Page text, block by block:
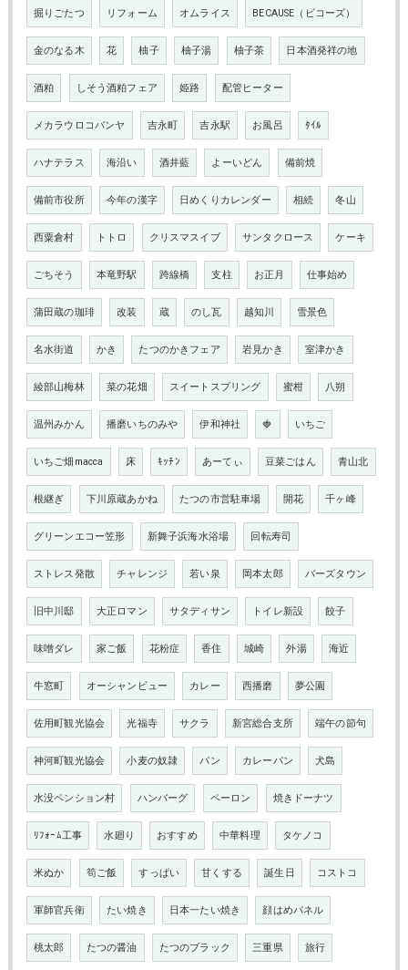
掘りごたつ リフォーム オムライス BECAUSE（ビコーズ）
金のなる木 花 柚子 柚子湯 柚子茶 日本酒発祥の地
酒粕 しそう酒粕フェア 姫路 配管ヒーター
メカラウロコパンヤ 吉永町 吉永駅 お風呂 ﾀｲﾙ
ハナテラス 海沿い 酒井藍 よーいどん 備前焼
備前市役所 今年の漢字 日めくりカレンダー 相続 冬山
西粟倉村 トトロ クリスマスイブ サンタクロース ケーキ
ごちそう 本竜野駅 跨線橋 支柱 お正月 仕事始め
蒲田蔵の珈琲 改装 蔵 のし瓦 越知川 雪景色
名水街道 かき たつのかきフェア 岩見かき 室津かき
綾部山梅林 菜の花畑 スイートスプリング 蜜柑 八朔
温州みかん 播磨いちのみや 伊和神社 🍓 いちご
いちご畑macca 床 ｷｯﾁﾝ あーてぃ 豆菜ごはん 青山北
根継ぎ 下川原蔵あかね たつの市営駐車場 開花 千ヶ峰
グリーンエコー笠形 新舞子浜海水浴場 回転寿司
ストレス発散 チャレンジ 若い泉 岡本太郎 バーズタウン
旧中川邸 大正ロマン サタディサン トイレ新設 餃子
味噌ダレ 家ご飯 花粉症 香住 城崎 外湯 海近
牛窓町 オーシャンビュー カレー 西播磨 夢公園
佐用町観光協会 光福寺 サクラ 新宮総合支所 端午の節句
神河町観光協会 小麦の奴隷 パン カレーパン 犬島
水没ペンション村 ハンバーグ ペーロン 焼きドーナツ
ﾘﾌｫｰﾑ工事 水廻り おすすめ 中華料理 タケノコ
米ぬか 筍ご飯 すっぱい 甘くする 誕生日 コストコ
軍師官兵衛 たい焼き 日本一たい焼き 顔はめパネル
桃太郎 たつの醤油 たつのブラック 三重県 旅行